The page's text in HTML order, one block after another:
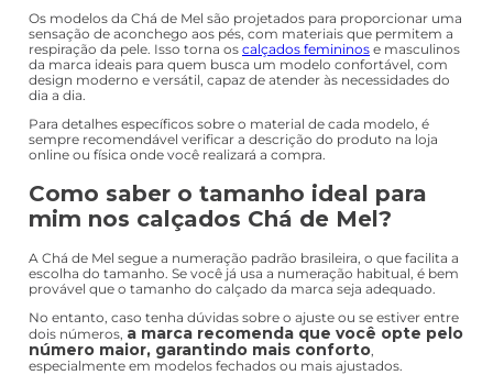
Os modelos da Chá de Mel são projetados para proporcionar uma
sensação de aconchego aos pés, com materiais que permitem a
respiração da pele. Isso torna os calçados femininos e masculinos
da marca ideais para quem busca um modelo confortável, com
design moderno e versátil, capaz de atender às necessidades do
dia a dia.
Para detalhes específicos sobre o material de cada modelo, é
sempre recomendável verificar a descrição do produto na loja
online ou física onde você realizará a compra.
Como saber o tamanho ideal para
mim nos calçados Chá de Mel?
A Chá de Mel segue a numeração padrão brasileira, o que facilita a
escolha do tamanho. Se você já usa a numeração habitual, é bem
provável que o tamanho do calçado da marca seja adequado.
No entanto, caso tenha dúvidas sobre o ajuste ou se estiver entre
dois números, a marca recomenda que você opte pelo
número maior, garantindo mais conforto,
especialmente em modelos fechados ou mais ajustados.